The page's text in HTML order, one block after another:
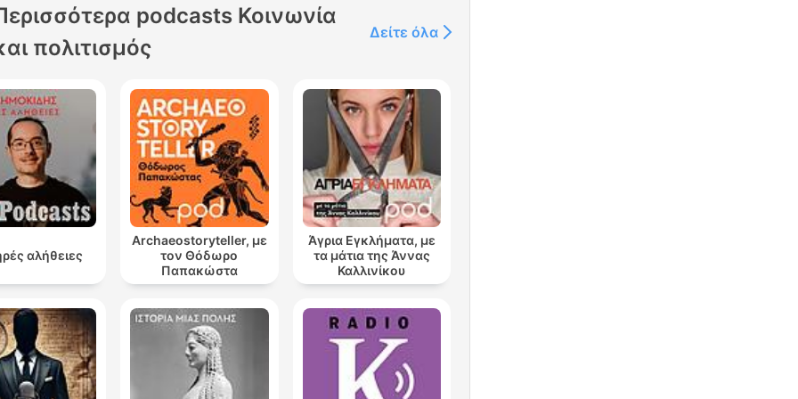
podcasts Κοινωνία
πολιτισμός
Δείτε όλα
αλήθειες
Archaeostoryteller, με
τον Θόδωρο
Παπακώστα
Άγρια Εγκλήματα, με
τα μάτια της Άννας
Καλλινίκου